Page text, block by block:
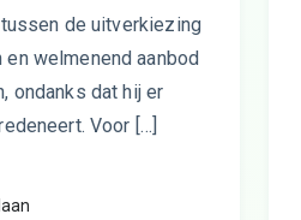
de uitverkiezing
en welmenend aanbod
ondanks dat hij er
Voor […]